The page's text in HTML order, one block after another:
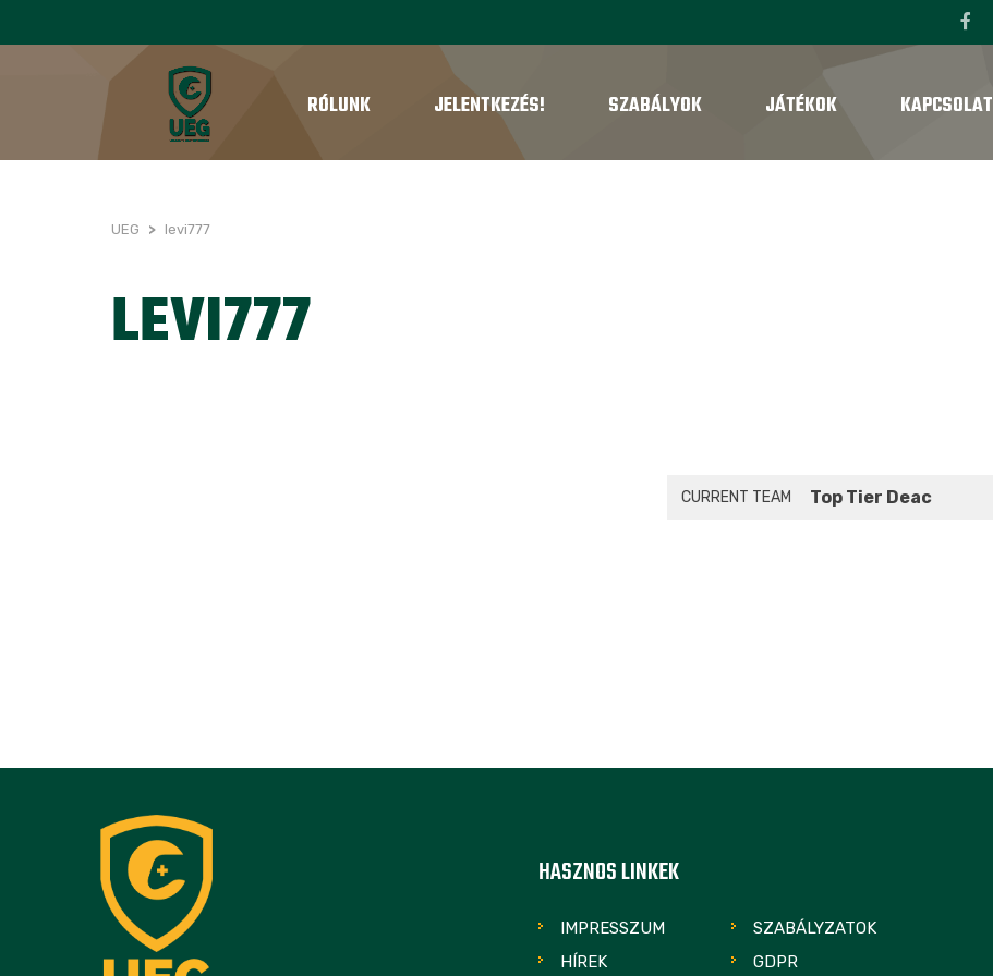
RÓLUNK JELENTKEZÉS! SZABÁLYOK JÁTÉKOK KAPCSOLAT
UEG > levi777
LEVI777
CURRENT TEAM Top Tier Deac
HASZNOS LINKEK
IMPRESSZUM
SZABÁLYZATOK
HÍREK
GDPR